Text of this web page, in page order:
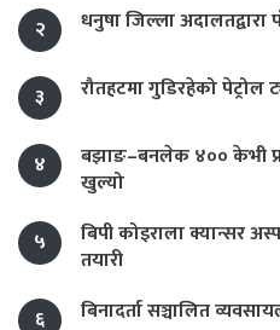
२ धनुषा जिल्ला अदालतद्वारा
३ रौतहटमा गुडिरहेको
४
बझाङ–बनलेक ४०० केभी
खुल्यो
५
बिपी कोइराला क्यान्सर
तयारी
६
बिनादर्ता सञ्चालित